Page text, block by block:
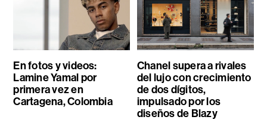
En fotos y videos:
Lamine Yamal por
primera vez en
Cartagena, Colombia
Chanel supera a rivales
del lujo con crecimiento
de dos dígitos,
impulsado por los
diseños de Blazy